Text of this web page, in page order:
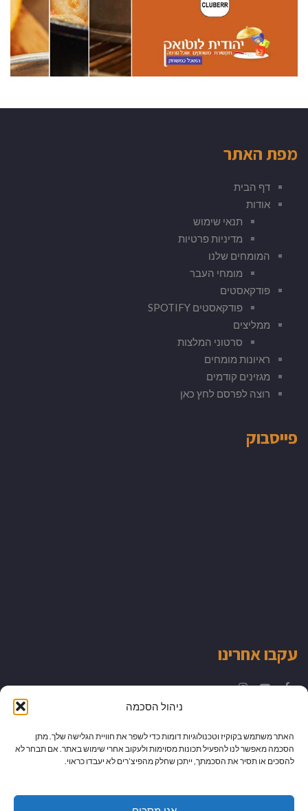
ניהול הסכמה
האתר משתמש בקוקיז וטכנולוגיות דומות כדי לשפר את חוויית הגלישה שלך. מתן
הסכמה מאפשר לנו להפעיל תכונות מסוימות ולעקוב אחרי שימוש באתר. אם תבחר לא
להסכים או תסיר את הסכמתך, ייתכן שחלק מהפיצ’רים לא יעבדו כראוי.
מפת האתר
דף הבית
אודות
תנאי שימוש
מדיניות פרטיות
המומחים שלנו
מומחי העבר
פודקאסטים
פודקאסטים SPOTIFY
ממליצים
סרטוני המלצות
ראיונות מומחים
מגזינים קודמים
רוצה לפרסם לחץ כאן
פייסבוק
עקבו אחרינו